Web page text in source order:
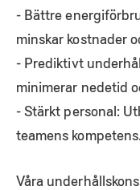
- Bättre
minskar kostnader
- Prediktivt
minimerar nedetid
- Stärkt personal:
teamens
Våra